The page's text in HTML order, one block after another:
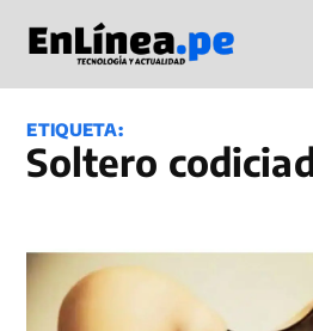
contenido
en
ETIQUETA:
soltero